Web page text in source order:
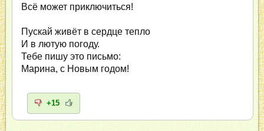
Всё может приключиться!
Пускай живёт в сердце тепло
И в лютую погоду.
Тебе пишу это письмо:
Марина, с Новым годом!
+15